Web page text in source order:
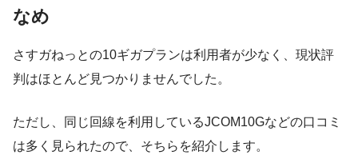
なめ
さすガねっとの10ギガプランは利用者が少なく、現状評
判はほとんど見つかりませんでした。
ただし、同じ回線を利用しているJCOM10Gなどの口コミ
は多く見られたので、そちらを紹介します。